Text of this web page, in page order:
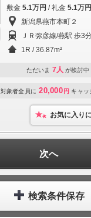
敷金 5.1万円 / 礼金 5.1万円
新潟県燕市本町２
ＪＲ弥彦線/燕駅 歩3
1R / 36.87m²
ただいま 7人 が検討中
対象者全員に 20,000 円 キャッ
お気に入り
次へ
検索条件保存